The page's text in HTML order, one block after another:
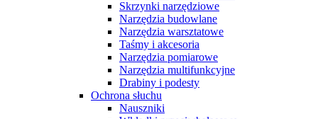
Skrzynki narzędziowe
Narzędzia budowlane
Narzędzia warsztatowe
Taśmy i akcesoria
Narzędzia pomiarowe
Narzędzia multifunkcyjne
Drabiny i podesty
Ochrona słuchu
Nauszniki